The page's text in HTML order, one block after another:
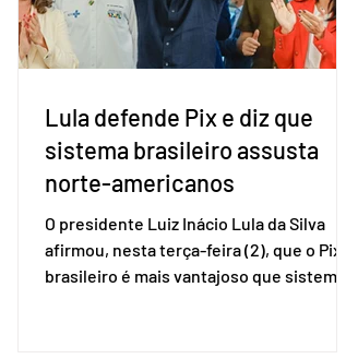
Lula defende Pix e diz que
sistema brasileiro assusta
norte-americanos
O presidente Luiz Inácio Lula da Silva
afirmou, nesta terça-feira (2), que o Pix
brasileiro é mais vantajoso que sistemas